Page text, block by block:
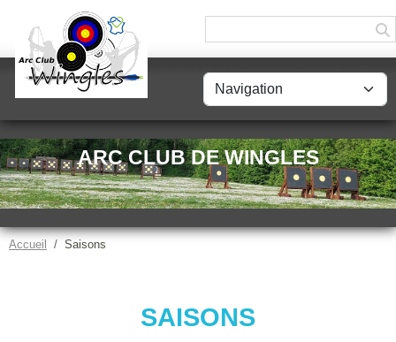
ARC CLUB DE WINGLES
Accueil Saisons
SAISONS
Panneau de gestion des cookies